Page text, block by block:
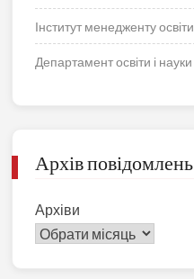
Інститут менедженту освіти
Департамент освіти і науки
Архів повідомлень
Архіви